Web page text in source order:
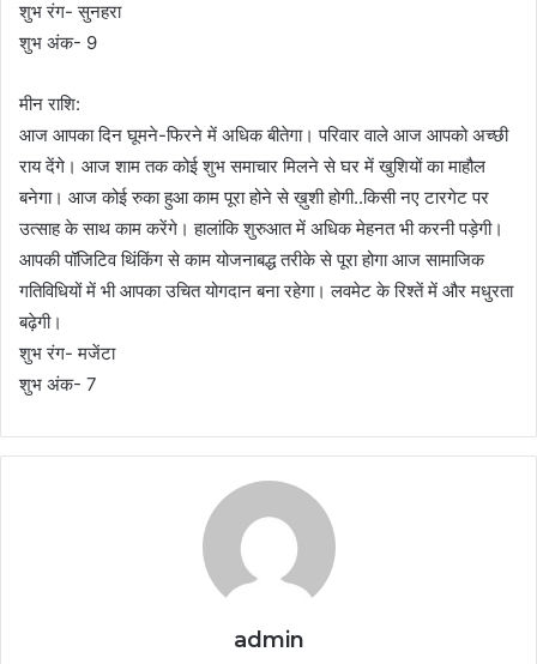
शुभ रंग- सुनहरा
शुभ अंक- 9
मीन राशि:
आज आपका दिन घूमने-फिरने में अधिक बीतेगा। परिवार वाले आज आपको अच्छी
राय देंगे। आज शाम तक कोई शुभ समाचार मिलने से घर में खुशियों का माहौल
बनेगा। आज कोई रुका हुआ काम पूरा होने से ख़ुशी होगी..किसी नए टारगेट पर
उत्साह के साथ काम करेंगे। हालांकि शुरुआत में अधिक मेहनत भी करनी पड़ेगी।
आपकी पॉजिटिव थिंकिंग से काम योजनाबद्ध तरीके से पूरा होगा आज सामाजिक
गतिविधियों में भी आपका उचित योगदान बना रहेगा। लवमेट के रिश्तें में और मधुरता
बढ़ेगी।
शुभ रंग- मजेंटा
शुभ अंक- 7
admin